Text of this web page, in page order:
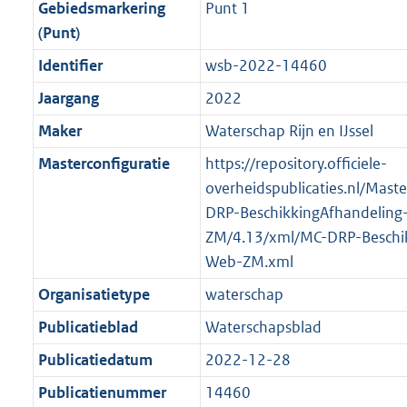
f
o
m
a
a
b
n
f
r
m
a
b
i
n
o
r
m
b
e
i
f
o
r
m
5
o
o
t
t
e
:
2
K
b
o
o
t
e
:
2
K
b
Gebiedsmarkering
(Punt)
Punt 1
Identifier
wsb-2022-14460
Jaargang
2022
Maker
Waterschap Rijn en IJssel
Masterconfiguratie
https://repository.officiele-
overheidspublicaties.nl/
DRP-
ZM/4.13/xml/MC-DRP-
Web-ZM.xml
Organisatietype
waterschap
Publicatieblad
Waterschapsblad
Publicatiedatum
2022-12-28
Publicatienummer
14460